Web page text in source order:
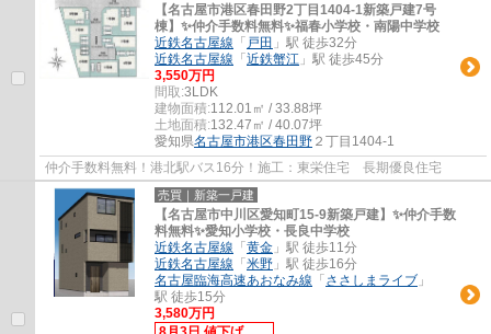
【名古屋市港区春田野2丁目1404-1新築戸建7号
棟】✨️仲介手数料無料✨️福春小学校・南陽中学校
近鉄名古屋線 「 戸田 」駅 徒歩32分
近鉄名古屋線 「 近鉄蟹江 」駅 徒歩45分
3,550万円
間取:3LDK
建物面積:112.01㎡ / 33.88坪
土地面積:132.47㎡ / 40.07坪
愛知県名古屋市港区春田野 ２丁目1404-1
仲介手数料無料！港北駅バス16分！施工：東栄住宅 長期優良住宅
売買｜新築一戸建
【名古屋市中川区愛知町15-9新築戸建】✨️仲介手数
料無料✨️愛知小学校・長良中学校
近鉄名古屋線 「 黄金 」駅 徒歩11分
近鉄名古屋線 「 米野 」駅 徒歩16分
名古屋臨海高速あおなみ線 「 ささしまライブ 」
駅 徒歩15分
3,580万円